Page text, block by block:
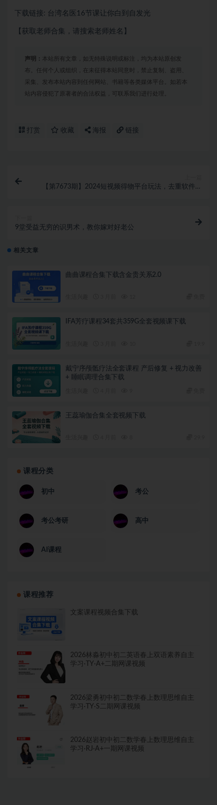
下载链接: 台湾名医16节课让你白到自发光
【获取老师合集，请搜索老师姓名】
声明： 本站所有文章，如无特殊说明或标注，均为本站原创发
布。任何个人或组织，在未征得本站同意时，禁止复制、盗用、
采集、发布本站内容到任何网站、书籍等各类媒体平台。如若本
站内容侵犯了原著者的合法权益，可联系我们进行处理。
打赏 收藏 海报 链接
【第7673期】2024短视频得物平台玩法，去重软件加
9堂受益无穷的识男术，教你嫁对好老公
相关文章
曲曲课程合集下载含金贵关系2.0
IFA芳疗课程34套共359G全套视频课下载
戴宁序颅骶疗法全套课程 产后修复 + 视力改善
+ 睡眠调理合集下载
王蕊瑜伽合集全套视频下载
课程分类
初中 考公
考公考研 高中
AI课程
课程推荐
文案课程视频合集下载
2026林淼初中初二英语春上双语素养自主
学习·TY·A+二期网课视频
2026梁勇初中初二数学春上数理思维自主
学习·TY·S二期网课视频
2026赵岩初中初二数学春上数理思维自主
学习·RJ·A+一期网课视频